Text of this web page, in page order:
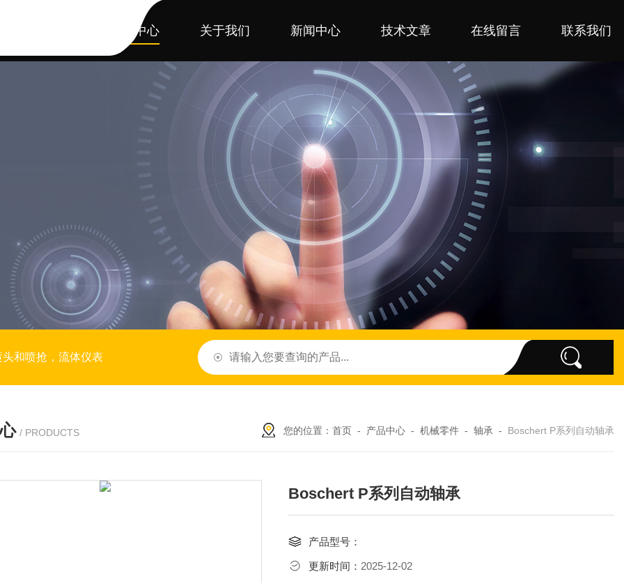
产品中心 关于我们 新闻中心 技术文章 在线留言 联系我们
和喷抢，流体仪表
/ PRODUCTS 您的位置： 首页 - 产品中心 - 机械零件 - 轴承 - Boschert P系列自动轴承
Boschert P系列自动轴承
产品型号：
更新时间： 2025-12-02